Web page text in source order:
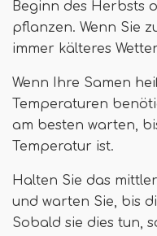
Beginn des Herbsts
pflanzen. Wenn Sie
immer kälteres
Wenn Ihre Samen
Temperaturen
am besten warten,
Temperatur ist.
Halten Sie das
und warten Sie, bis
Sobald sie dies tun,